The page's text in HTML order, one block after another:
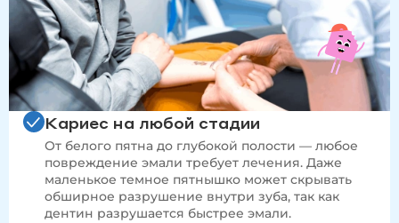
Кариес на любой стадии
От белого пятна до глубокой полости — любое
повреждение эмали требует лечения. Даже
маленькое темное пятнышко может скрывать
обширное разрушение внутри зуба, так как
дентин разрушается быстрее эмали.